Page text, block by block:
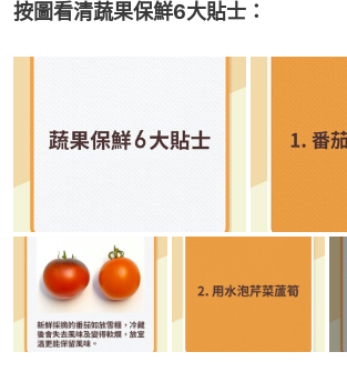
按圖看清蔬果保鮮6大貼士：